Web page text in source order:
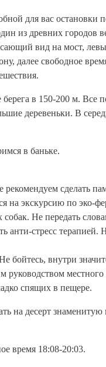
для вас остановки
из древних
вид на мост,
далее свободное
в 150-200 м. Все
деревеньки. В
в баньке.
рекомендуем сделать
на экскурсию по эко-
Не передать
стресс терапией.
бойтесь, внутри
местного
спящих в пещере.
на десерт
время 18:08-20:03.